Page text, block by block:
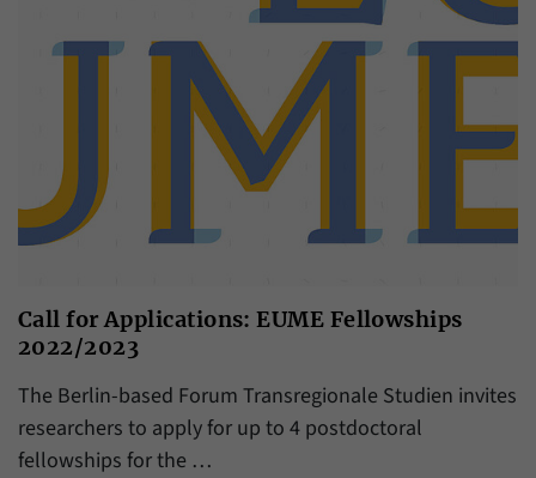
Call for Applications: EUME Fellowships
2022/2023
The Berlin-based Forum Transregionale Studien invites
researchers to apply for up to 4 postdoctoral
fellowships for the …
Besuchern auf unserer Internetseite
speichern.